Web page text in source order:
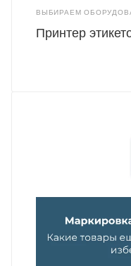
ВЫБИРАЕМ
Принтер